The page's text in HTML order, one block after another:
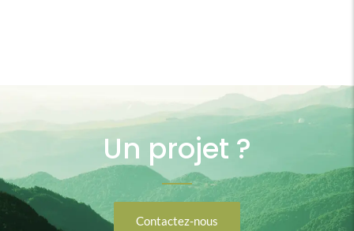
Un projet ?
Contactez-nous